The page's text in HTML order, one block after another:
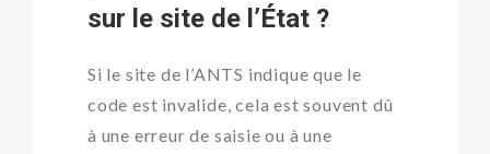
sur le site de l’État ?
Si le site de l’ANTS indique que le
code est invalide, cela est souvent dû
à une erreur de saisie ou à une